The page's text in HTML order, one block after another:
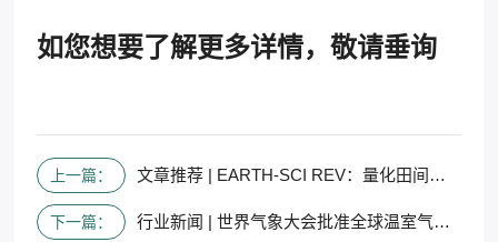
如您想要了解更多详情，敬请垂询
上一篇： 文章推荐 | EARTH-SCI REV：量化田间农业碳排放结果的可扩展框架
下一篇： 行业新闻 | 世界气象大会批准全球温室气体监测计划